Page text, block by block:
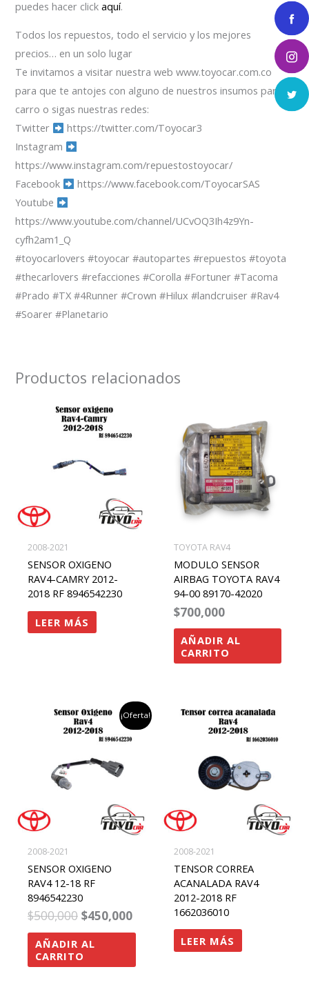
puedes hacer clickaquí.
Todos los repuestos, todo el servicio y los mejores
precios… en un solo lugar
Te invitamos a visitar nuestra web www.toyocar.com.co
para que te antojes con alguno de nuestros insumos para el
carro o sigas nuestras redes:
Twitter
https://twitter.com/Toyocar3
Instagram
https://www.instagram.com/repuestostoyocar/
Facebook
https://www.facebook.com/ToyocarSAS
Youtube
https://www.youtube.com/channel/UCvOQ3Ih4z9Yn-
cyfh2am1_Q
#toyocarlovers #toyocar #autopartes #repuestos #toyota
#thecarlovers #refacciones #Corolla #Fortuner #Tacoma
#Prado #TX #4Runner #Crown #Hilux #landcruiser #Rav4
#Soarer #Planetario
Productos relacionados
2008-2021
SENSOR OXIGENO
RAV4-CAMRY 2012-
2018 RF 8946542230
LEER MÁS
TOYOTA RAV4
MODULO SENSOR
AIRBAG TOYOTA RAV4
94-00 89170-42020
$700,000
AÑADIR AL
CARRITO
¡Oferta!
2008-2021
SENSOR OXIGENO
RAV4 12-18 RF
8946542230
$500,000
el
precio
original
era:
$500,000.
$450,000
el
precio
actual
es:
AÑADIR AL
CARRITO
2008-2021
TENSOR CORREA
ACANALADA RAV4
2012-2018 RF
1662036010
LEER MÁS